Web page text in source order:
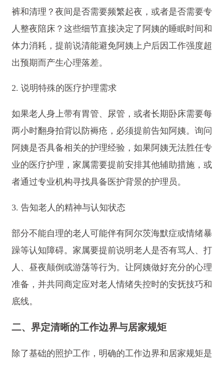
裤和清理？夜间是否需要频繁起夜，或者是否需要专
人整夜陪床？这些细节直接决定了阿姨的睡眠时间和
体力消耗，提前说清能避免阿姨上户后因工作强度超
出预期而产生心理落差。
2. 说明特殊的医疗护理需求
如果老人身上带有胃管、尿管，或者长期卧床需要每
两小时翻身拍背以防褥疮，必须提前告知阿姨。询问
阿姨是否具备相关的护理经验，如果阿姨无法胜任专
业的医疗护理，家属需要提前安排其他辅助措施，或
者通过专业机构寻找具备医护背景的护理员。
3. 告知老人的精神与认知状态
部分不能自理的老人可能伴有阿尔茨海默症或情绪暴
躁等认知障碍。家属要提前说明老人是否有骂人、打
人、昼夜颠倒或游荡等行为。让阿姨做好充分的心理
准备，并共同商定应对老人情绪失控时的安抚技巧和
底线。
二、界定清晰的工作边界与居家规矩
除了基础的照护工作，明确的工作边界和居家规矩是